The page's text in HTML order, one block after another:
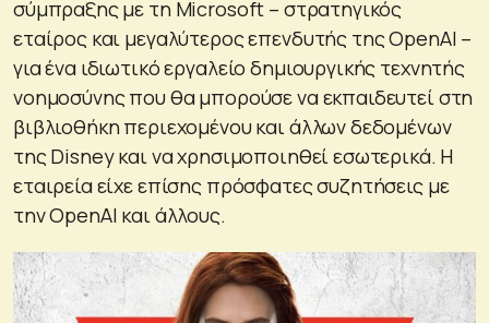
σύμπραξης με τη Microsoft – στρατηγικός
εταίρος και μεγαλύτερος επενδυτής της OpenAI –
για ένα ιδιωτικό εργαλείο δημιουργικής τεχνητής
νοημοσύνης που θα μπορούσε να εκπαιδευτεί στη
βιβλιοθήκη περιεχομένου και άλλων δεδομένων
της Disney και να χρησιμοποιηθεί εσωτερικά. Η
εταιρεία είχε επίσης πρόσφατες συζητήσεις με
την OpenAI και άλλους.